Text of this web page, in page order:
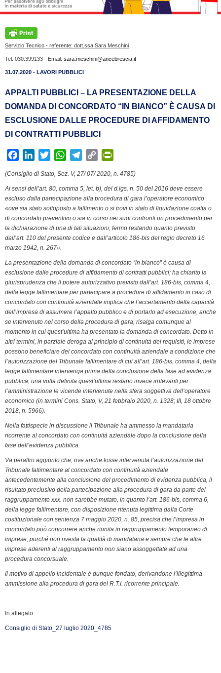
Servizio Tecnico - referente: dott.ssa Sara Meschini
Tel. 030.399133 - Email: sara.meschini@ancebrescia.it
31.07.2020 - LAVORI PUBBLICI
APPALTI PUBBLICI – LA PRESENTAZIONE DELLA
DOMANDA DI CONCORDATO “IN BIANCO” È CAUSA DI
ESCLUSIONE DALLE PROCEDURE DI AFFIDAMENTO
DI CONTRATTI PUBBLICI
c
e
b
o
k
n
k
e
I
n
i
t
t
r
W
a
t
s
p
p
l
e
g
a
m
C
p
y
L
n
k
i
n
t
F
r
i
n
d
l
y
(Consiglio di Stato, Sez. V, 27/ 07/ 2020, n. 4785)
Ai sensi dell’art. 80, comma 5, let. b), del d.lgs. n. 50 del 2016 deve essere
escluso dalla partecipazione alla procedura di gara l’operatore economico
«ove sia stato sottoposto a fallimento o si trovi in stato di liquidazione coatta o
di concordato preventivo o sia in corso nei suoi confronti un procedimento per
la dichiarazione di una di tali situazioni, fermo restando quanto previsto
dall’art. 110 del presente codice e dall’articolo 186-bis del regio decreto 16
marzo 1942, n. 267».
La presentazione della domanda di concordato “in bianco” è causa di
esclusione dalle procedure di affidamento di contratti pubblici; ha chiarito la
giurisprudenza che il potere autorizzativo previsto dall’art. 186-bis, comma 4,
della legge fallimentare per partecipare a procedure di affidamento in caso di
concordato con continuità aziendale implica che l’accertamento della capacità
dell’impresa di assumere l’appalto pubblico e di portarlo ad esecuzione, anche
se intervenuto nel corso della procedura di gara, risalga comunque al
momento in cui quest’ultima ha presentato la domanda di concordato. Detto in
altri termini, in parziale deroga al principio di continuità dei requisiti, le imprese
possono beneficiare del concordato con continuità aziendale a condizione che
l’autorizzazione del Tribunale fallimentare di cui all’art. 186-bis, comma 4, della
legge fallimentare intervenga prima della conclusione della fase ad evidenza
pubblica; una volta definita quest’ultima restano invece irrilevanti per
l’amministrazione le vicende intervenute nella sfera soggettiva dell’operatore
economico (in termini Cons. Stato, V, 21 febbraio 2020, n. 1328; III, 18 ottobre
2018, n. 5966).
Nella fattispecie in discussione il Tribunale ha ammesso la mandataria
ricorrente al concordato con continuità aziendale dopo la conclusione della
fase dell’evidenza pubblica.
Va peraltro aggiunto che, ove anche fosse intervenuta l’autorizzazione del
Tribunale fallimentare al concordato con continuità aziendale
antecedentemente alla conclusione del procedimento di evidenza pubblica, il
risultato preclusivo della partecipazione alla procedura di gara da parte del
raggruppamento xxx. non sarebbe mutato, in quanto l’art. 186-bis, comma 6,
della legge fallimentare, con disposizione ritenuta legittima dalla Corte
costituzionale con sentenza 7 maggio 2020, n. 85, precisa che l’impresa in
concordato può concorrere anche riunita in raggruppamento temporaneo di
imprese, purché non rivesta la qualità di mandataria e sempre che le altre
imprese aderenti al raggruppamento non siano assoggettate ad una
procedura concorsuale.
Il motivo di appello incidentale è dunque fondato, derivandone l’illegittima
ammissione alla procedura di gara del R.T.I. ricorrente principale.
In allegato:
Consiglio di Stato_27 luglio 2020_4785